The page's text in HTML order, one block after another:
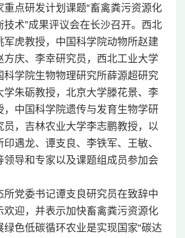
重点研发计划课题“畜禽粪污资源化
技术”成果评议会在长沙召开。西北
军虎教授，中国科学院动物所赵建
方庆、李幸研究员，西北工业大学
科学院生物物理研究所薛源超研究
学朱砺教授，北京大学滕花景、李
，中国科学院遗传与发育生物学研
员，吉林农业大学李志鹏教授，以
遇龙、谭支良、李铁军、王敏、
领导和专家以及课题组成员参加会
所党委书记谭支良研究员在致辞中
欢迎，并表示加快畜禽粪污资源化
色低碳循环农业是实现国家“碳达